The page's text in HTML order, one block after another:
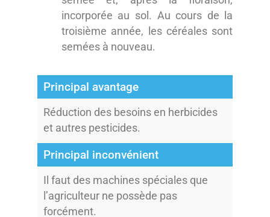
incorporée au sol. Au cours de la
troisième année, les céréales sont
semées à nouveau.
Principal avantage
Réduction des besoins en herbicides
et autres pesticides.
Principal inconvénient
Il faut des machines spéciales que
l’agriculteur ne possède pas
forcément.